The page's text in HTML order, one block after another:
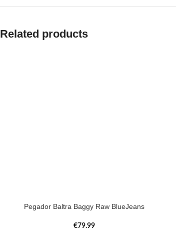
Related products
Pegador Baltra Baggy Raw BlueJeans
€79.99